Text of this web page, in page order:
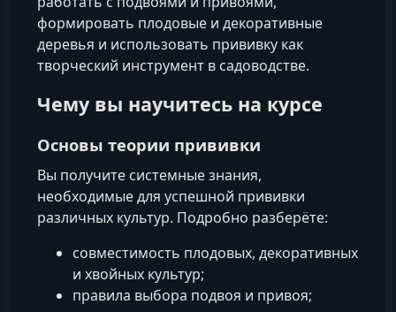
формировать плодовые и декоративные
деревья и использовать прививку как
творческий инструмент в садоводстве.
Чему вы научитесь на курсе
Основы теории прививки
Вы получите системные знания,
необходимые для успешной прививки
различных культур. Подробно разберёте:
совместимость плодовых, декоративных
и хвойных культур;
правила выбора подвоя и привоя;